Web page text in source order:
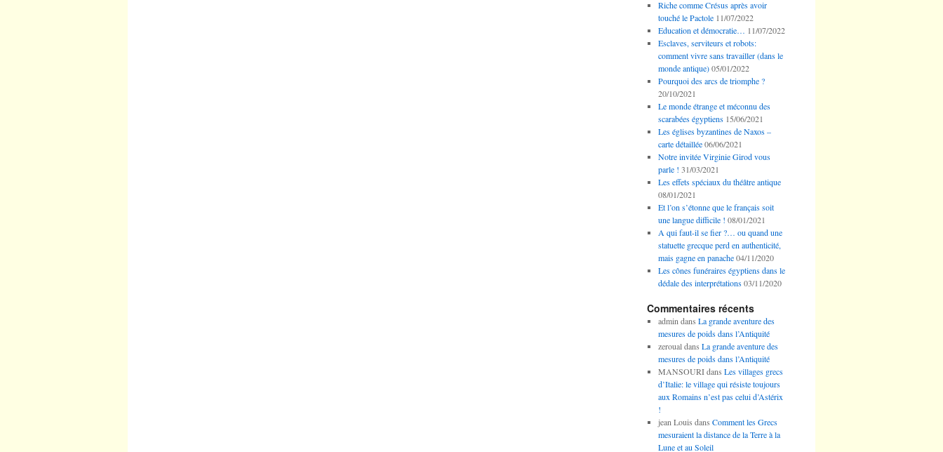
Riche comme Crésus après avoir
touché le Pactole 11/07/2022
Education et démocratie… 11/07/2022
Esclaves, serviteurs et robots:
comment vivre sans travailler (dans le
monde antique) 05/01/2022
Pourquoi des arcs de triomphe ?
20/10/2021
Le monde étrange et méconnu des
scarabées égyptiens 15/06/2021
Les églises byzantines de Naxos –
carte détaillée 06/06/2021
Notre invitée Virginie Girod vous
parle ! 31/03/2021
Les effets spéciaux du théâtre antique
08/01/2021
Et l’on s’étonne que le français soit
une langue difficile ! 08/01/2021
A qui faut-il se fier ?… ou quand une
statuette grecque perd en authenticité,
mais gagne en panache 04/11/2020
Les cônes funéraires égyptiens dans le
dédale des interprétations 03/11/2020
Commentaires récents
admin dans La grande aventure des
mesures de poids dans l’Antiquité
zeroualdans La grande aventure des
mesures de poids dans l’Antiquité
MANSOURIdans Les villages grecs
d’Italie: le village qui résiste toujours
aux Romains n’est pas celui d’Astérix
!
jean Louis dans Comment les Grecs
mesuraient la distance de la Terre à la
Lune et au Soleil